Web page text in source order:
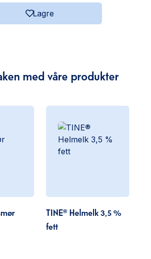
Lagre
med våre produkter
TINE® Helmelk 3,5 %
fett